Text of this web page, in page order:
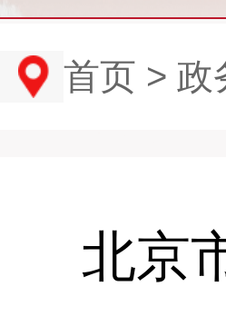
首页 > 政
北京